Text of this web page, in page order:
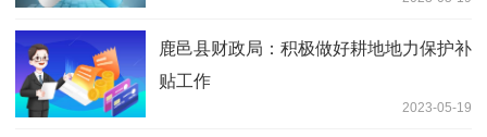
鹿邑县财政局：积极做好耕地地力保护补
贴工作
2023-05-19